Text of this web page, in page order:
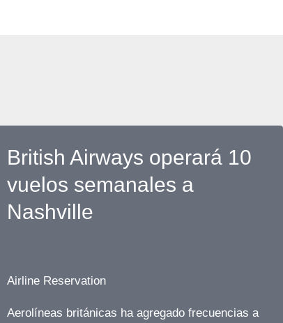
British Airways operará 10
vuelos semanales a
Nashville
Airline Reservation
Aerolíneas británicas ha agregado frecuencias a